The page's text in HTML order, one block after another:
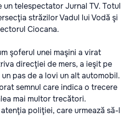
un telespectator Jurnal TV. Totul
străzilor Vadul lui Vodă şi
Ciocana.
şoferul unei maşini a virat
direcţiei de mers, a ieşit pe
pas de a lovi un alt automobil.
semnul care indica o trecere
mai multor trecători.
poliţiei, care urmează să-l